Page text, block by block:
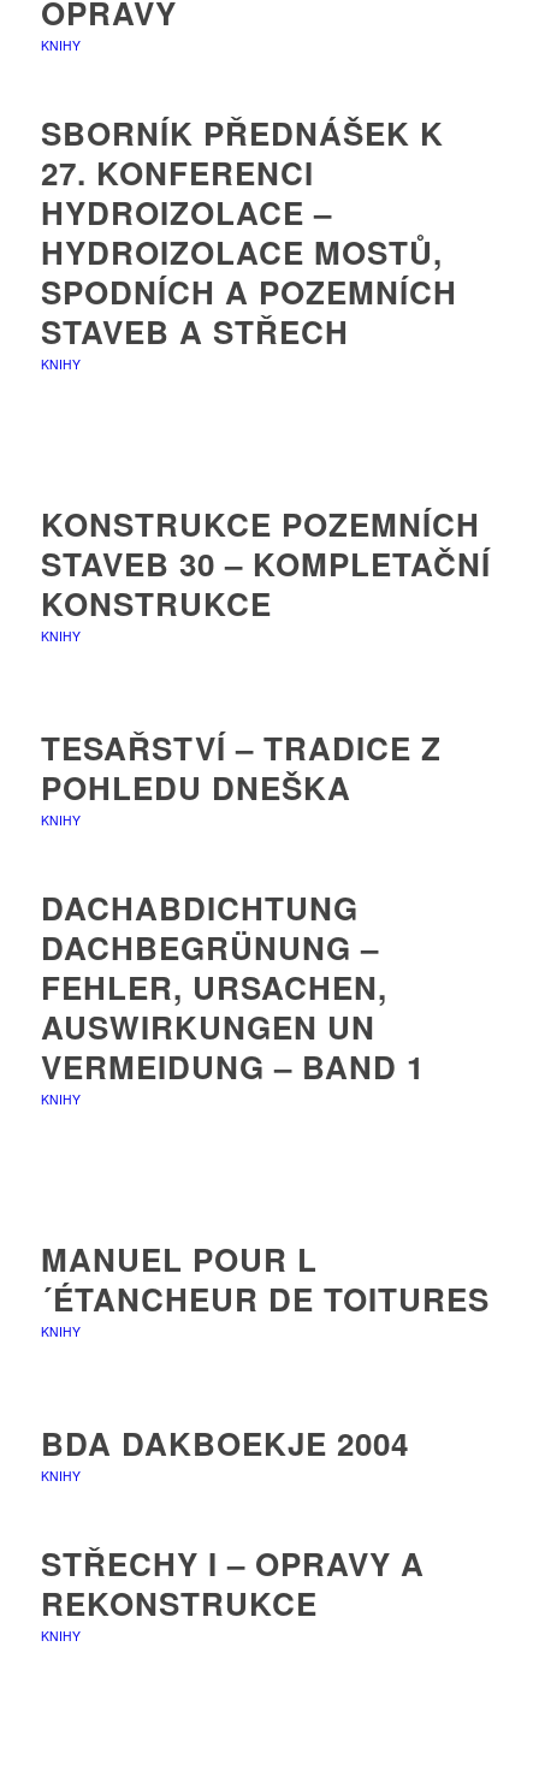
OPRAVY
KNIHY
SBORNÍK PŘEDNÁŠEK K
27. KONFERENCI
HYDROIZOLACE –
HYDROIZOLACE MOSTŮ,
SPODNÍCH A POZEMNÍCH
STAVEB A STŘECH
KNIHY
KONSTRUKCE POZEMNÍCH
STAVEB 30 – KOMPLETAČNÍ
KONSTRUKCE
KNIHY
TESAŘSTVÍ – TRADICE Z
POHLEDU DNEŠKA
KNIHY
DACHABDICHTUNG
DACHBEGRÜNUNG –
FEHLER, URSACHEN,
AUSWIRKUNGEN UN
VERMEIDUNG – BAND 1
KNIHY
MANUEL POUR L
´ÉTANCHEUR DE TOITURES
KNIHY
BDA DAKBOEKJE 2004
KNIHY
STŘECHY I – OPRAVY A
REKONSTRUKCE
KNIHY